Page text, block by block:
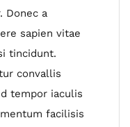
Donec a
sapien vitae
tincidunt.
convallis
tempor iaculis
facilisis